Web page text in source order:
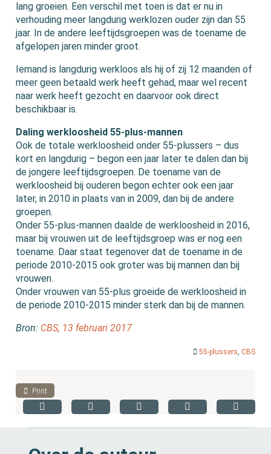
lang groeien. Een verschil met toen is dat er nu in
verhouding meer langdurig werklozen ouder zijn dan 55
jaar. In de andere leeftijdsgroepen was de toename de
afgelopen jaren minder groot.
Iemand is langdurig werkloos als hij of zij 12 maanden of
meer geen betaald werk heeft gehad, maar wel recent
naar werk heeft gezocht en daarvoor ook direct
beschikbaar is.
Daling werkloosheid 55-plus-mannen
Ook de totale werkloosheid onder 55-plussers – dus
kort en langdurig – begon een jaar later te dalen dan bij
de jongere leeftijdsgroepen. De toename van de
werkloosheid bij ouderen begon echter ook een jaar
later, in 2010 in plaats van in 2009, dan bij de andere
groepen.
Onder 55-plus-mannen daalde de werkloosheid in 2016,
maar bij vrouwen uit de leeftijdsgroep was er nog een
toename. Daar staat tegenover dat de toename in de
periode 2010-2015 ook groter was bij mannen dan bij
vrouwen.
Onder vrouwen van 55-plus groeide de werkloosheid in
de periode 2010-2015 minder sterk dan bij de mannen.
Bron: CBS, 13 februari 2017
55-plussers CBS
Print